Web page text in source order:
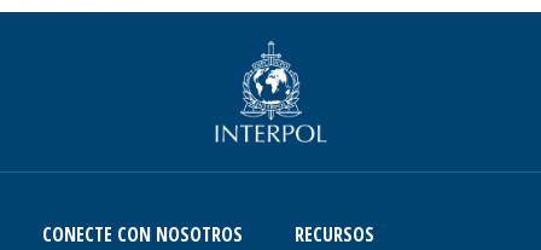
CONECTE CON NOSOTROS RECURSOS